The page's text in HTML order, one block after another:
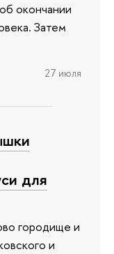
окончании
Затем
27 июля
для
городище и
и